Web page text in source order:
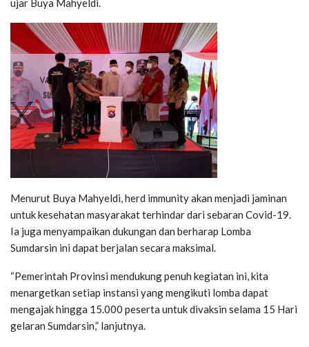
ujar Buya Mahyeldi.
Menurut Buya Mahyeldi, herd immunity akan menjadi jaminan
untuk kesehatan masyarakat terhindar dari sebaran Covid-19.
Ia juga menyampaikan dukungan dan berharap Lomba
Sumdarsin ini dapat berjalan secara maksimal.
“Pemerintah Provinsi mendukung penuh kegiatan ini, kita
menargetkan setiap instansi yang mengikuti lomba dapat
mengajak hingga 15.000 peserta untuk divaksin selama 15 Hari
gelaran Sumdarsin,” lanjutnya.